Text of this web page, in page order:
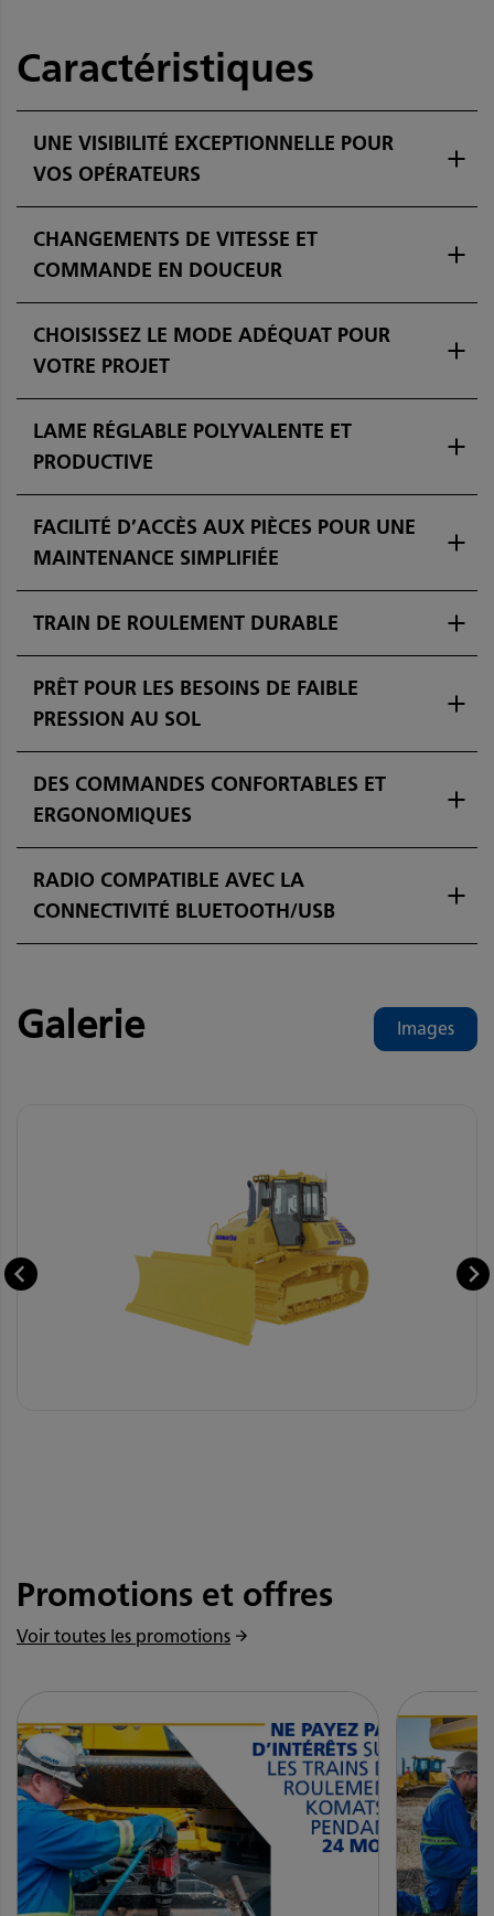
Caractéristiques
UNE VISIBILITÉ EXCEPTIONNELLE POUR
VOS OPÉRATEURS
CHANGEMENTS DE VITESSE ET
COMMANDE EN DOUCEUR
CHOISISSEZ LE MODE ADÉQUAT POUR
VOTRE PROJET
LAME RÉGLABLE POLYVALENTE ET
PRODUCTIVE
FACILITÉ D’ACCÈS AUX PIÈCES POUR UNE
MAINTENANCE SIMPLIFIÉE
TRAIN DE ROULEMENT DURABLE
PRÊT POUR LES BESOINS DE FAIBLE
PRESSION AU SOL
DES COMMANDES CONFORTABLES ET
ERGONOMIQUES
RADIO COMPATIBLE AVEC LA
CONNECTIVITÉ BLUETOOTH/USB
Galerie Images
Promotions et offres
Voir toutes les promotions